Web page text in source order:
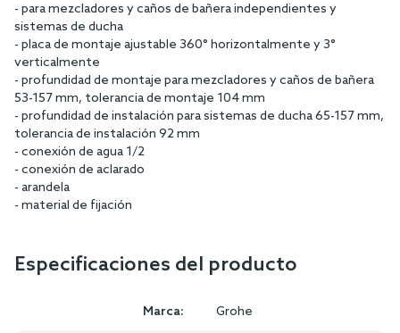
- para mezcladores y caños de bañera independientes y
sistemas de ducha
- placa de montaje ajustable 360° horizontalmente y 3°
verticalmente
- profundidad de montaje para mezcladores y caños de bañera
53-157 mm, tolerancia de montaje 104 mm
- profundidad de instalación para sistemas de ducha 65-157 mm,
tolerancia de instalación 92 mm
- conexión de agua 1/2
- conexión de aclarado
- arandela
- material de fijación
Especificaciones del producto
Marca: Grohe